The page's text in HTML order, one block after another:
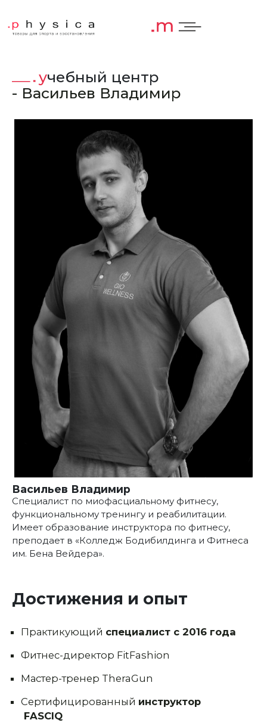
учебный центр
- Васильев Владимир
Васильев Владимир
Специалист по миофасциальному фитнесу,
функциональному тренингу и реабилитации.
Имеет образование инструктора по фитнесу,
преподает в «Колледж Бодибилдинга и Фитнеса
им. Бена Вейдера».
Достижения и опыт
Практикующий специалист с 2016 года
Фитнес-директор FitFashion
Мастер-тренер TheraGun
Сертифицированный инструктор
FASCIQ